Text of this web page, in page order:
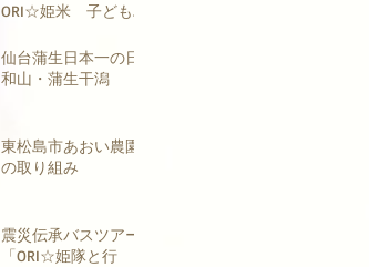
ORI☆姫米 子ども
ジェクト
仙台蒲生日本一の日
和山・蒲生干潟
東松島市あおい農園
の取り組み
震災伝承バスツアー
「ORI☆姫隊と行